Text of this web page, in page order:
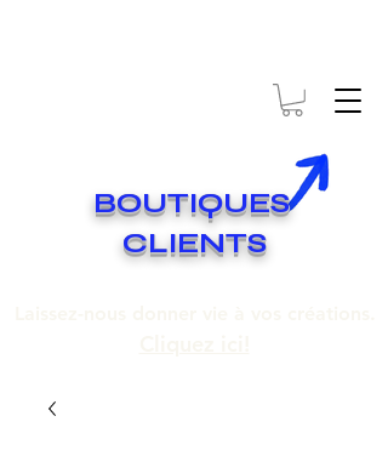
BOUTIQUES
CLIENTS